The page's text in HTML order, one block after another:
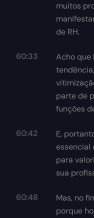
muitos
de RH.
60:33
Acho que
parte de
funções
60:42
E,
essencial
para
sua
60:48
Mas, no
porque